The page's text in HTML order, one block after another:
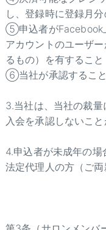
し、登録時に登録月
⑤申込者がFacebook
アカウントのユーザ
るもの）を有すること
⑥当社が承認すること
3.当社は、当社の裁
入会を承認しないこと
4.申込者が未成年の
法定代理人の方（ご両